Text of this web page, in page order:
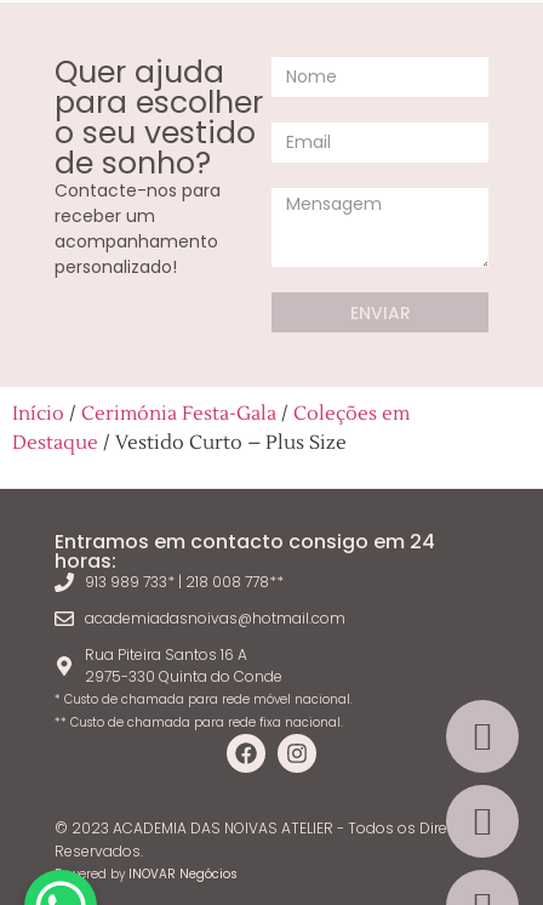
Quer ajuda
para escolher
o seu vestido
de sonho?
Contacte-nos para
receber um
acompanhamento
personalizado!
ENVIAR
Início / Cerimónia Festa-Gala / Coleções em
Destaque / Vestido Curto – Plus Size
© 2023 ACADEMIA DAS NOIVAS ATELIER - Todos os Direitos
Reservados.
Powered by INOVAR Negócios
* Custo de chamada para rede móvel nacional.
** Custo de chamada para rede fixa nacional.
913 989 733* | 218 008 778**
academiadasnoivas@hotmail.com
Rua Piteira Santos 16 A
2975-330 Quinta do Conde
Entramos em contacto consigo em 24
horas: